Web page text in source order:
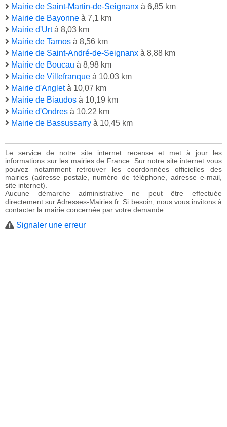
Mairie de Saint-Martin-de-Seignanx à 6,85 km
Mairie de Bayonne à 7,1 km
Mairie d'Urtà 8,03 km
Mairie de Tarnos à 8,56 km
Mairie de Saint-André-de-Seignanx à 8,88 km
Mairie de Boucau à 8,98 km
Mairie de Villefranque à 10,03 km
Mairie d'Angletà 10,07 km
Mairie de Biaudos à 10,19 km
Mairie d'Ondres à 10,22 km
Mairie de Bassussarry à 10,45 km
Le service de notre site internet recense et met à jour les
informations sur les mairies de France. Sur notre site internet vous
pouvez notamment retrouver les coordonnées officielles des
mairies (adresse postale, numéro de téléphone, adresse e-mail,
site internet).
Aucune démarche administrative ne peut être effectuée
directement sur Adresses-Mairies.fr. Si besoin, nous vous invitons à
contacter la mairie concernée par votre demande.
Signaler une erreur